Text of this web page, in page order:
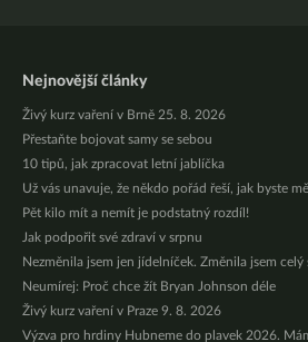
Nejnovější články
Živý kurz vaření v Brně 25. 8. 2026
Přestaňte bojovat samy se sebou
10 tipů, jak zpracovat letní jablíčka
Už vás unavuje, že někdo pořád řeší, jak byste
Pět kilo mít a nemít je podstatný rozdíl!
Jak podpořit své zdraví v srpnu
Nezměnila jsem jen jídelníček. Změnila jsem celý
Neumírej: Proč chce žít Bryan Johnson déle
Živý kurz vaření v Praze 9. 8. 2026
Výzva pro hrdiny Hubneme do plavek 2026.